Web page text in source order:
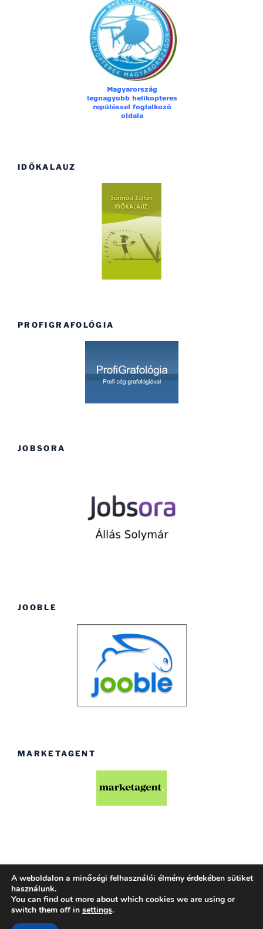
IDŐKALAUZ
PROFIGRAFOLÓGIA
JOBSORA
JOOBLE
MARKETAGENT
Köszönjük WordPress!
A weboldalon a minőségi felhasználói élmény érdekében sütiket
használunk.
You can find out more about which cookies we are using or
switch them off in settings.